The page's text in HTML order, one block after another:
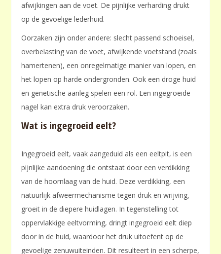
afwijkingen aan de voet. De pijnlijke verharding drukt
op de gevoelige lederhuid.
Oorzaken zijn onder andere: slecht passend schoeisel,
overbelasting van de voet, afwijkende voetstand (zoals
hamertenen), een onregelmatige manier van lopen, en
het lopen op harde ondergronden. Ook een droge huid
en genetische aanleg spelen een rol. Een ingegroeide
nagel kan extra druk veroorzaken.
Wat is ingegroeid eelt?
Ingegroeid eelt, vaak aangeduid als een eeltpit, is een
pijnlijke aandoening die ontstaat door een verdikking
van de hoornlaag van de huid. Deze verdikking, een
natuurlijk afweermechanisme tegen druk en wrijving,
groeit in de diepere huidlagen. In tegenstelling tot
oppervlakkige eeltvorming, dringt ingegroeid eelt diep
door in de huid, waardoor het druk uitoefent op de
gevoelige zenuwuiteinden. Dit resulteert in een scherpe,